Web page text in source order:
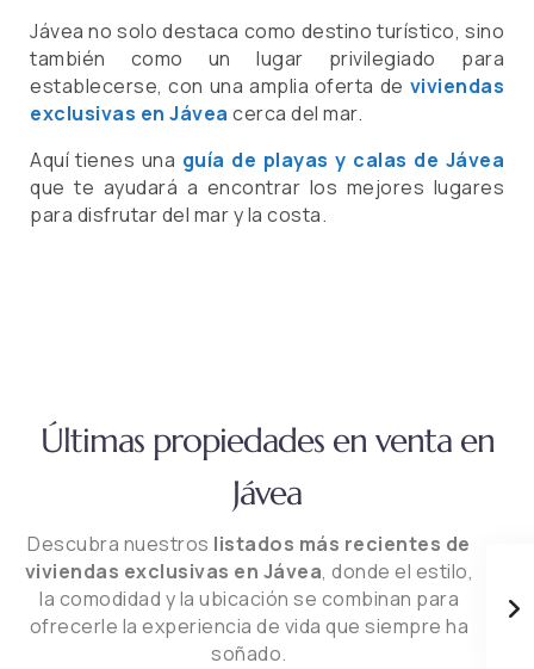
Jávea no solo destaca como destino turístico, sino
también como un lugar privilegiado para
establecerse, con una amplia oferta de viviendas
exclusivas en Jávea cerca del mar.
Aquí tienes una guía de playas y calas de Jávea
que te ayudará a encontrar los mejores lugares
para disfrutar del mar y la costa.
Últimas propiedades en venta en
Jávea
Descubra nuestros listados más recientes de
viviendas exclusivas en Jávea, donde el estilo,
la comodidad y la ubicación se combinan para
ofrecerle la experiencia de vida que siempre ha
soñado.